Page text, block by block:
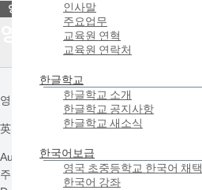
인사말
주요업무
교육원 연혁
교육원 연락처
한글학교
한글학교 소개
한글학교 공지사항
한글학교 새소식
한국어보급
영국 초중등학교 한국어 채택
한국어 강좌
영국 교육정보
영국의 최신 교육정보를 확인해 보세요.
英 EBac제외 과목에 찬바람
Author
주영한국교육원